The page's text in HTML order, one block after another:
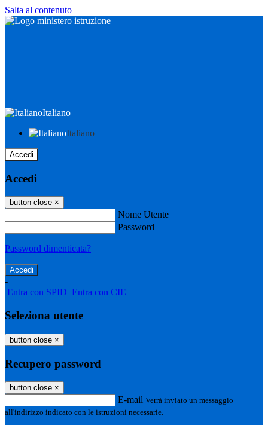
Salta al contenuto
Italiano
Italiano
Accedi
Accedi
button close ×
Nome Utente
Password
Password dimenticata?
-
Entra con SPID Entra con CIE
Seleziona utente
button close ×
Recupero password
button close ×
E-mail Verrà inviato un messaggio
all'indirizzo indicato con le istruzioni necessarie.